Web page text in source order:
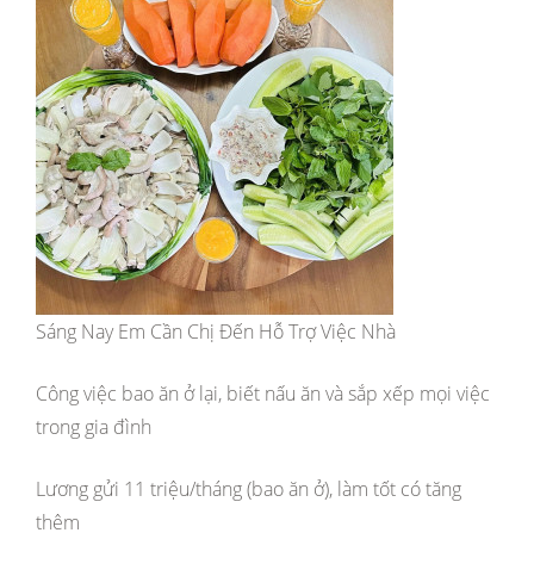
Sáng Nay Em Cần Chị Đến Hỗ Trợ Việc Nhà
Công việc bao ăn ở lại, biết nấu ăn và sắp xếp mọi việc
trong gia đình
Lương gửi 11 triệu/tháng (bao ăn ở), làm tốt có tăng
thêm